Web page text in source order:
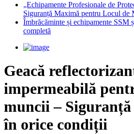
„Echipamente Profesionale de
Siguranță Maximă pentru Locul de
Îmbrăcăminte și echipamente SSM
completă
Geacă
impermeabilă
muncii –
în orice condiții